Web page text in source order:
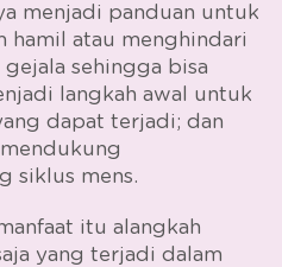
menjadi panduan untuk
hamil atau menghindari
sehingga bisa
langkah awal untuk
dapat terjadi; dan
siklus mens.
itu alangkah
yang terjadi dalam